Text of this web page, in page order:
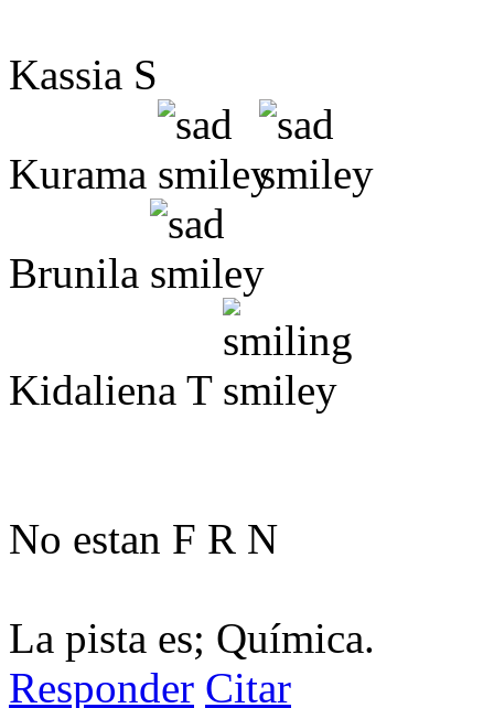
Kassia S
Kurama
Brunila
Kidaliena T
No estan F R N
La pista es; Química.
Responder Citar